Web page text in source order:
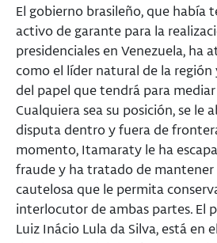
El gobierno brasileño, que había
activo de garante para la
presidenciales en Venezuela, ha
como el líder natural de la región
del papel que tendrá para
Cualquiera sea su posición, se le
disputa dentro y fuera de
momento, Itamaraty le ha
fraude y ha tratado de
cautelosa que le permita
interlocutor de ambas partes. El
Luiz Inácio Lula da Silva, está en